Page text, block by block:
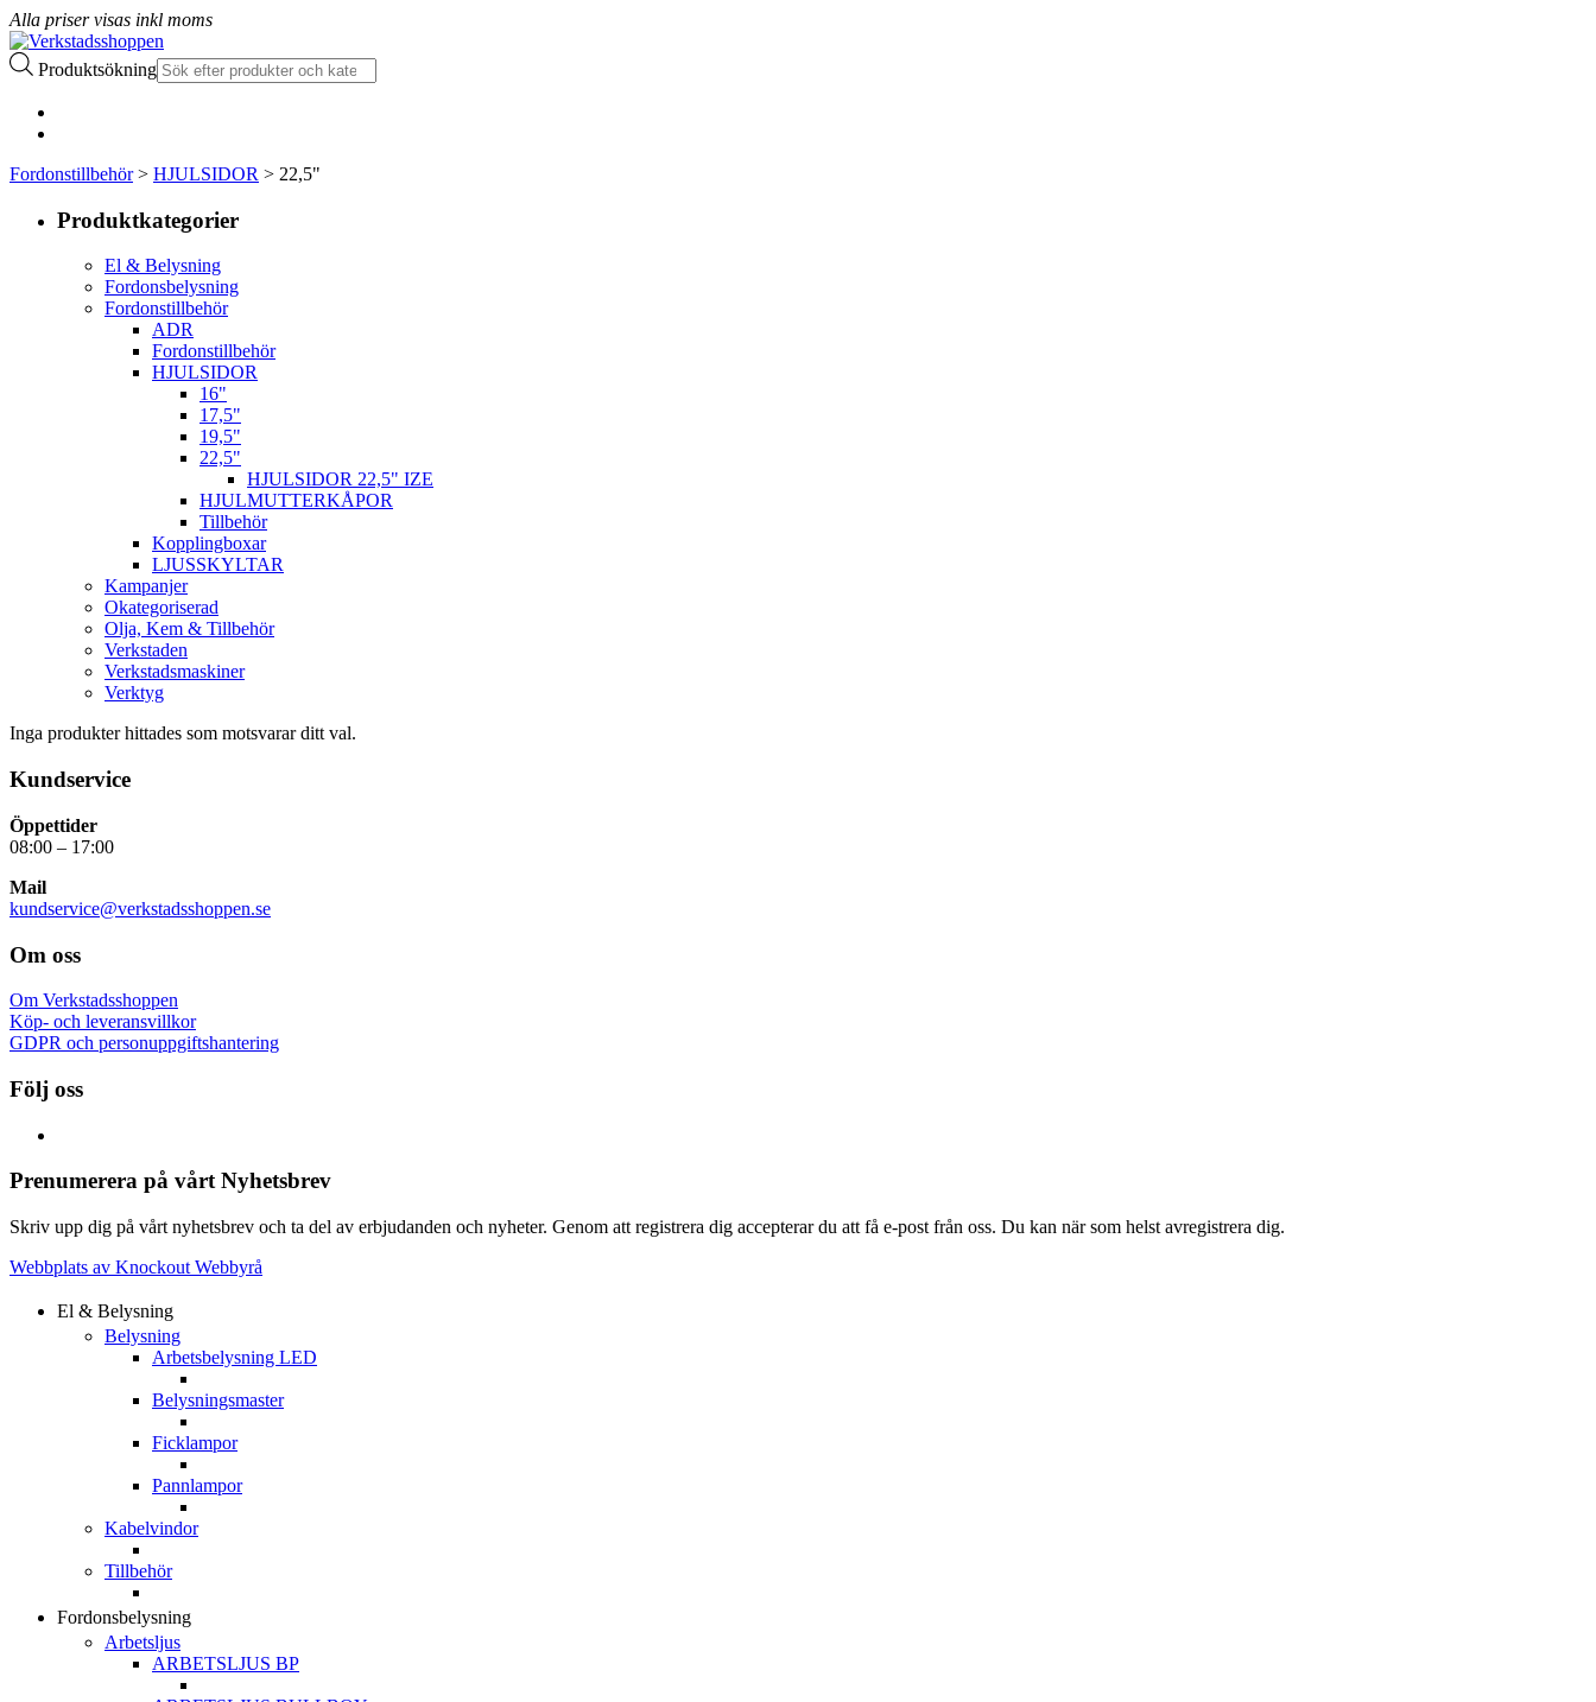
Alla priser visas inkl moms
Produktsökning
Fordonstillbehör> HJULSIDOR > 22,5"
Produktkategorier
El & Belysning
Fordonsbelysning
Fordonstillbehör
ADR
Fordonstillbehör
HJULSIDOR
16"
17,5"
19,5"
22,5"
HJULSIDOR 22,5" IZE
HJULMUTTERKÅPOR
Tillbehör
Kopplingboxar
LJUSSKYLTAR
Kampanjer
Okategoriserad
Olja, Kem & Tillbehör
Verkstaden
Verkstadsmaskiner
Verktyg
Inga produkter hittades som motsvarar ditt val.
Kundservice
Öppettider
08:00 – 17:00
Mail
kundservice@verkstadsshoppen.se
Om oss
Om Verkstadsshoppen
Köp- och leveransvillkor
GDPR och personuppgiftshantering
Följ oss
Prenumerera på vårt Nyhetsbrev
Skriv upp dig på vårt nyhetsbrev och ta del av erbjudanden och nyheter. Genom att registrera dig accepterar du att få e-post från oss. Du kan när som helst avregistrera dig.
Webbplats av Knockout Webbyrå
El & Belysning
Belysning
Arbetsbelysning LED
Belysningsmaster
Ficklampor
Pannlampor
Kabelvindor
Tillbehör
Fordonsbelysning
Arbetsljus
ARBETSLJUS BP